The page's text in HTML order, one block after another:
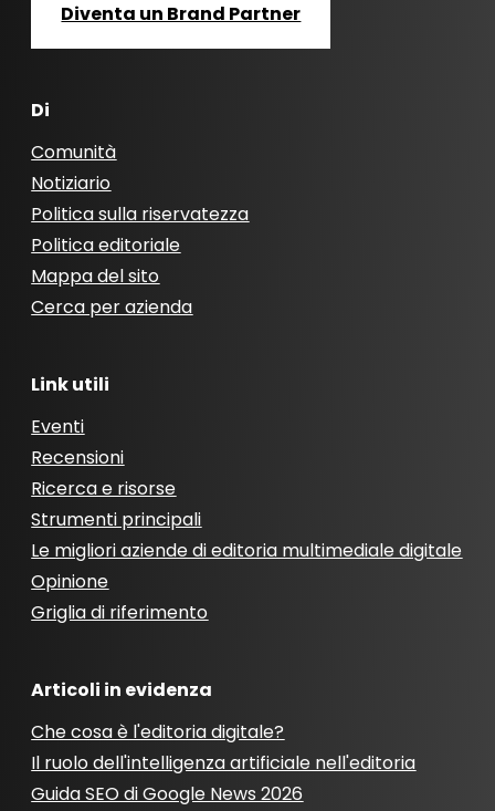
Diventa un Brand Partner
Di
Comunità
Notiziario
Politica sulla riservatezza
Politica editoriale
Mappa del sito
Cerca per azienda
Link utili
Eventi
Recensioni
Ricerca e risorse
Strumenti principali
Le migliori aziende di editoria multimediale digitale
Opinione
Griglia di riferimento
Articoli in evidenza
Che cosa è l'editoria digitale?
Il ruolo dell'intelligenza artificiale nell'editoria
Guida SEO di Google News 2026